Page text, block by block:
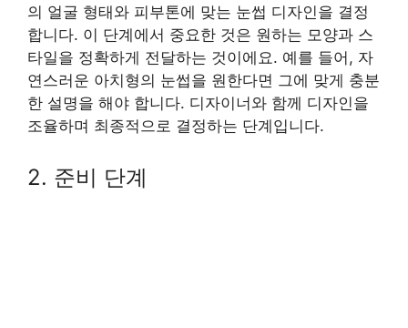
의 얼굴 형태와 피부톤에 맞는 눈썹 디자인을 결정
합니다. 이 단계에서 중요한 것은 원하는 모양과 스
타일을 정확하게 전달하는 것이에요. 예를 들어, 자
연스러운 아치형의 눈썹을 원한다면 그에 맞게 충분
한 설명을 해야 합니다. 디자이너와 함께 디자인을
조율하며 최종적으로 결정하는 단계입니다.
2. 준비 단계